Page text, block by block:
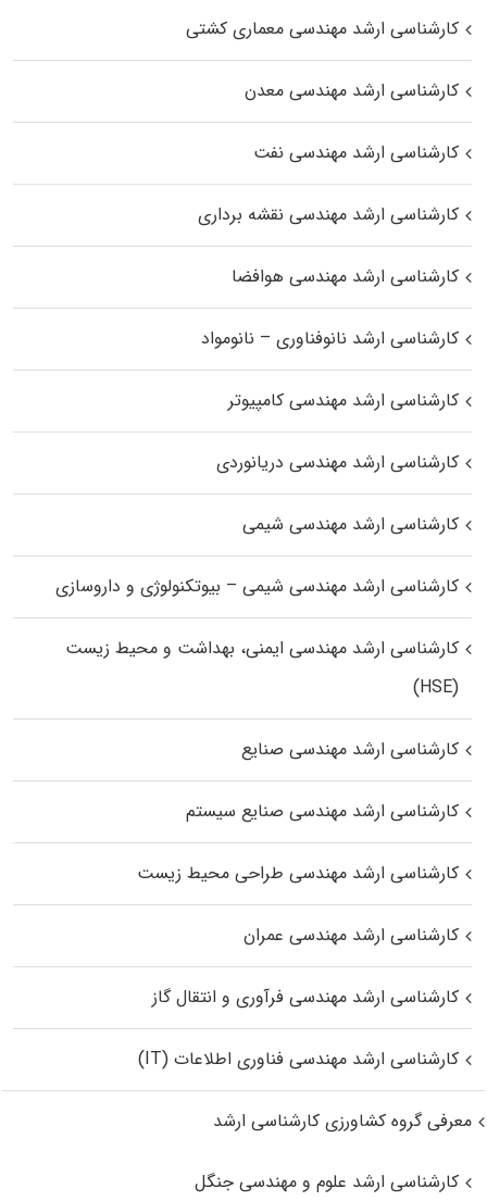
کارشناسی ارشد مهندسی معماری کشتی
کارشناسی ارشد مهندسی معدن
کارشناسی ارشد مهندسی نفت
کارشناسی ارشد مهندسی نقشه برداری
کارشناسی ارشد مهندسی هوافضا
کارشناسی ارشد نانوفناوری – نانومواد
کارشناسی ارشد مهندسی کامپیوتر
کارشناسی ارشد مهندسی دریانوردی
کارشناسی ارشد مهندسی شیمی
کارشناسی ارشد مهندسی شیمی – بیوتکنولوژی و داروسازی
کارشناسی ارشد مهندسی ایمنی، بهداشت و محیط زیست
(HSE)
کارشناسی ارشد مهندسی صنایع
کارشناسی ارشد مهندسی صنایع سیستم
کارشناسی ارشد مهندسی طراحی محیط زیست
کارشناسی ارشد مهندسی عمران
کارشناسی ارشد مهندسی فرآوری و انتقال گاز
کارشناسی ارشد مهندسی فناوری اطلاعات (IT)
معرفی گروه کشاورزی کارشناسی ارشد
کارشناسی ارشد علوم و مهندسی جنگل